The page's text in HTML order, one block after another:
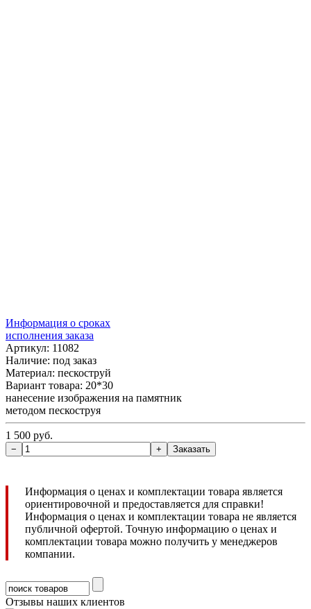
Информация о сроках
исполнения заказа
Артикул: 11082
Наличие: под заказ
Материал: пескоструй
Вариант товара: 20*30
нанесение изображения на памятник
методом пескоструя
1 500 руб.
Информация о ценах и комплектации товара является
ориентировочной и предоставляется для справки!
Информация о ценах и комплектации товара не является
публичной офертой. Точную информацию о ценах и
комплектации товара можно получить у менеджеров
компании.
Отзывы наших клиентов